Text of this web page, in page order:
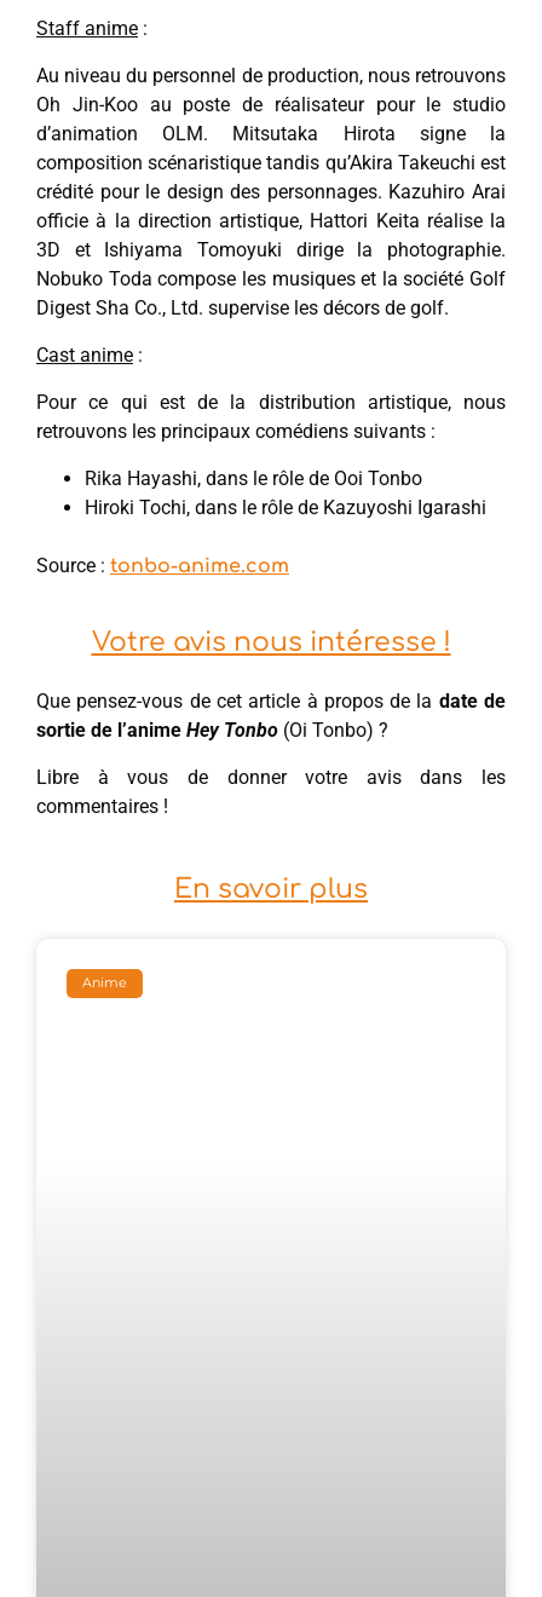
Staff anime :
Au niveau du personnel de production, nous retrouvons
Oh Jin-Koo au poste de réalisateur pour le studio
d’animation OLM. Mitsutaka Hirota signe la
composition scénaristique tandis qu’Akira Takeuchi est
crédité pour le design des personnages. Kazuhiro Arai
officie à la direction artistique, Hattori Keita réalise la
3D et Ishiyama Tomoyuki dirige la photographie.
Nobuko Toda compose les musiques et la société Golf
Digest Sha Co., Ltd. supervise les décors de golf.
Cast anime :
Pour ce qui est de la distribution artistique, nous
retrouvons les principaux comédiens suivants :
Rika Hayashi, dans le rôle de Ooi Tonbo
Hiroki Tochi, dans le rôle de Kazuyoshi Igarashi
Source : tonbo-anime.com
Votre avis nous intéresse !
Que pensez-vous de cet article à propos de la date de
sortie de l’anime Hey Tonbo (Oi Tonbo) ?
Libre à vous de donner votre avis dans les
commentaires !
En savoir plus
Anime